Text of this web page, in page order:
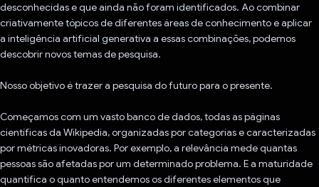
desconhecidas e que ainda não foram identificados. Ao combinar
criativamente tópicos de diferentes áreas de conhecimento e aplicar
a inteligência artificial generativa a essas combinações, podemos
descobrir novos temas de pesquisa.
Nosso objetivo é trazer a pesquisa do futuro para o presente.
Começamos com um vasto banco de dados, todas as páginas
científicas da Wikipedia, organizadas por categorias e caracterizadas
por métricas inovadoras. Por exemplo, a relevância mede quantas
pessoas são afetadas por um determinado problema. E a maturidade
quantifica o quanto entendemos os diferentes elementos que